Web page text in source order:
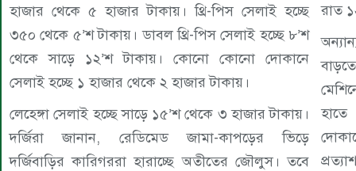
হাজার থেকে ৫ হাজার টাকায়। থ্রি-পিস সেলাই হচ্ছে
৩৫০ থেকে ৫’শ টাকায়। ডাবল থ্রি-পিস সেলাই হচ্ছে ৮’শ
থেকে সাড়ে ১২’শ টাকায়। কোনো কোনো দোকানে
সেলাই হচ্ছে ১ হাজার থেকে ২ হাজার টাকায়।
লেহেঙ্গা সেলাই হচ্ছে সাড়ে ১৫’শ থেকে ৩ হাজার টাকায়।
দর্জিরা জানান, রেডিমেড জামা-কাপড়ের ভিড়ে
দর্জিবাড়ির কারিগররা হারাচ্ছে অতীতের জৌলুস। তবে
রাত